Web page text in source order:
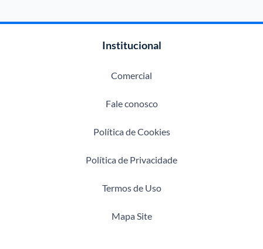
Institucional
Comercial
Fale conosco
Política de Cookies
Política de Privacidade
Termos de Uso
Mapa Site